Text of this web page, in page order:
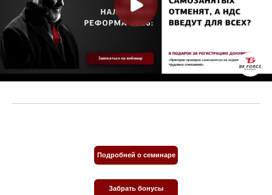
Забрать бонусы
Подробней о семинаре